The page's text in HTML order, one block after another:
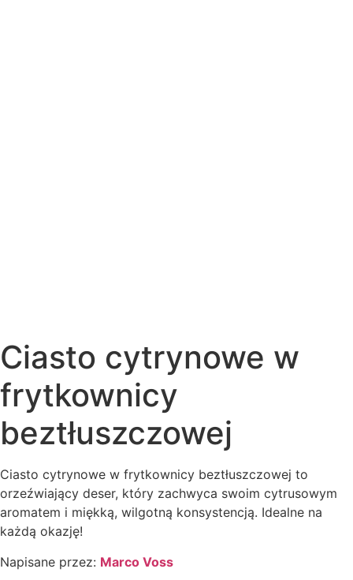
Ciasto cytrynowe w
frytkownicy
beztłuszczowej
Ciasto cytrynowe w frytkownicy beztłuszczowej to
orzeźwiający deser, który zachwyca swoim cytrusowym
aromatem i miękką, wilgotną konsystencją. Idealne na
każdą okazję!
Napisane przez: Marco Voss